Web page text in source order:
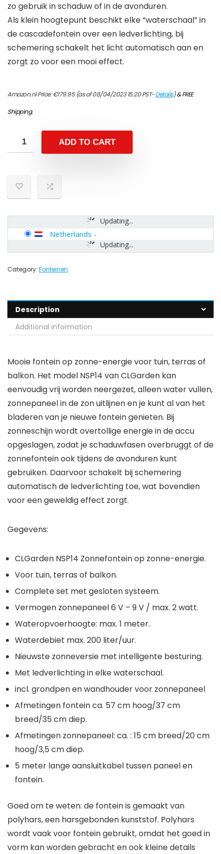
zo gebruik in schaduw of in de avonduren.
Als klein hoogtepunt beschikt elke “waterschaal” in
de cascadefontein over een ledverlichting, bij
schemering schakelt het licht automatisch aan en
zorgt zo voor een mooi effect.
Amazon.nl Price:€179.95(as of 08/04/2023 15:20 PST-Details)&FREE
Shipping.
ADD TO CART
Updating...
Updating...
Netherlands -
Category: Fonteinen
Description
Additional information
Mooie fontein op zonne-energie voor tuin, terras of
balkon. Het model NSP14 van CLGarden kan
eenvoudig vrij worden neergezet, alleen water vullen,
zonnepaneel in de zon uitlijnen en je kunt al van het
bladeren van je nieuwe fontein genieten. Bij
zonneschijn wordt overtollige energie in de accu
opgeslagen, zodat je schaduwfasen overbruggt of de
zonnefontein ook tijdens de avonduren kunt
gebruiken. Daarvoor schakelt bij schemering
automatisch de ledverlichting toe, wat bovendien
voor een geweldig effect zorgt.
Gegevens:
CLGarden NSP14 Zonnefontein op zonne-energie.
Voor tuin, terras of balkon.
Complete set met gesloten systeem.
Vermogen zonnepaneel 6 V – 9 V / max. 2 watt.
Wateropvoerhoogte: max. 1 meter.
Waterdebiet max. 200 liter/uur.
Nieuwste zonneversie met intelligente besturing.
Met ledverlichting in elke waterschaal.
incl. grondpen en wandhouder voor zonnepaneel
Afmetingen fontein ca. 57 cm hoog/37 cm
breed/35 cm diep.
Afmetingen zonnepaneel: ca. : 15 cm breed/20 cm
hoog/3,5 cm diep.
5 meter lange aansluitkabel tussen paneel en
fontein.
Goed om te weten: de fontein is gemaakt van
polyhars, een harsgebonden kunststof. Polyhars
wordt vaak voor fontein gebruikt, omdat het goed in
vorm kan worden gebracht en ook kleine details